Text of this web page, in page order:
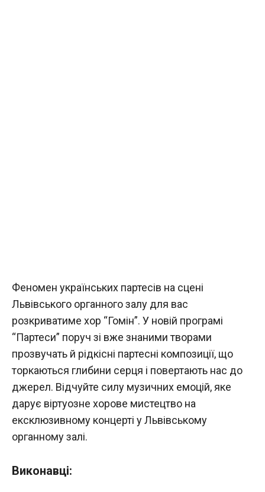
Феномен українських партесів на сцені
Львівського органного залу для вас
розкриватиме хор “Гомін”. У новій програмі
“Партеси” поруч зі вже знаними творами
прозвучать й рідкісні партесні композиції, що
торкаються глибини серця і повертають нас до
джерел. Відчуйте силу музичних емоцій, яке
дарує віртуозне хорове мистецтво на
ексклюзивному концерті у Львівському
органному залі.
Виконавці: